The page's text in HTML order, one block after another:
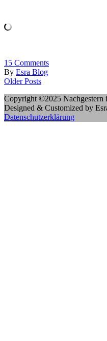
15 Comments
By Esra Blog
Older Posts
Copyright ©2025 Nachgestern
Designed & Customized by
Datenschutzerklärung